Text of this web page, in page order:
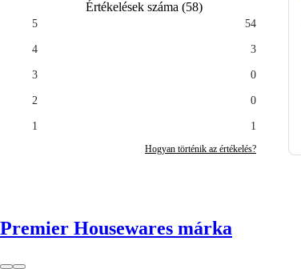
Értékelések száma (58)
5 54
4 3
3 0
2 0
1 1
Hogyan történik az értékelés?
Premier Housewares márka